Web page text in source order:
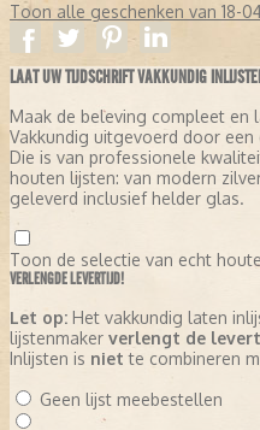
Toon alle geschenken van 18-
LAAT UW TIJDSCHRIFT VAKKUNDIG
Maak de beleving compleet en
Vakkundig uitgevoerd door
Die is van professionele
houten lijsten: van modern
geleverd inclusief helder glas.
Toon de selectie van echt
VERLENGDE LEVERTIJD!
Let op: Het vakkundig laten
lijstenmaker verlengt de
Inlijsten is niet te combineren
Geen lijst meebestellen